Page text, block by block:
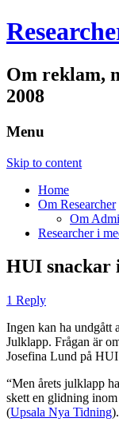
Om reklam,
2008
Menu
Skip to content
Home
Om Researcher
Om
Researcher i
HUI snackar
1 Reply
Ingen kan ha undgått
Julklapp. Frågan är
Josefina Lund på
“Men årets julklapp
skett en glidning inom
(Upsala Nya Tidning).